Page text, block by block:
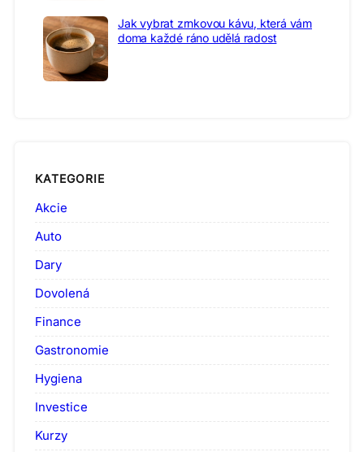
Jak vybrat zrnkovou kávu, která vám
doma každé ráno udělá radost
KATEGORIE
Akcie
Auto
Dary
Dovolená
Finance
Gastronomie
Hygiena
Investice
Kurzy